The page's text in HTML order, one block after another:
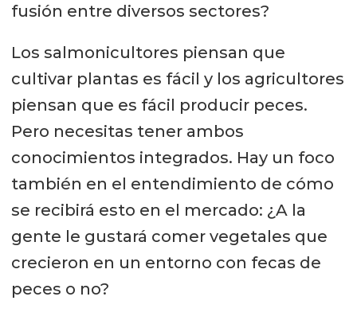
fusión entre diversos sectores?
Los salmonicultores piensan que
cultivar plantas es fácil y los agricultores
piensan que es fácil producir peces.
Pero necesitas tener ambos
conocimientos integrados. Hay un foco
también en el entendimiento de cómo
se recibirá esto en el mercado: ¿A la
gente le gustará comer vegetales que
crecieron en un entorno con fecas de
peces o no?